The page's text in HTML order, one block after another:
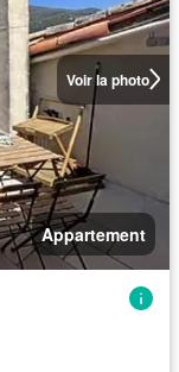
Voir la photo
Appartement